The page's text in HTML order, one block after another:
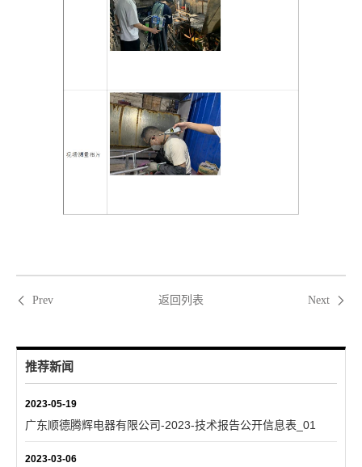
Prev 返回列表 Next
推荐新闻
2023-05-19
广东顺德腾辉电器有限公司-2023-技术报告公开信息表_01
2023-03-06